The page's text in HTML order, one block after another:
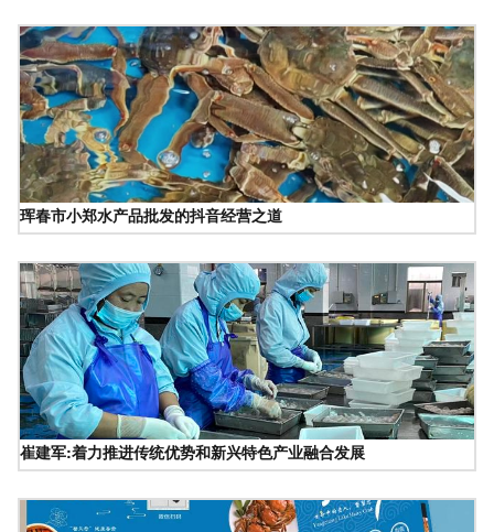
珲春市小郑水产品批发的抖音经营之道
崔建军:着力推进传统优势和新兴特色产业融合发展